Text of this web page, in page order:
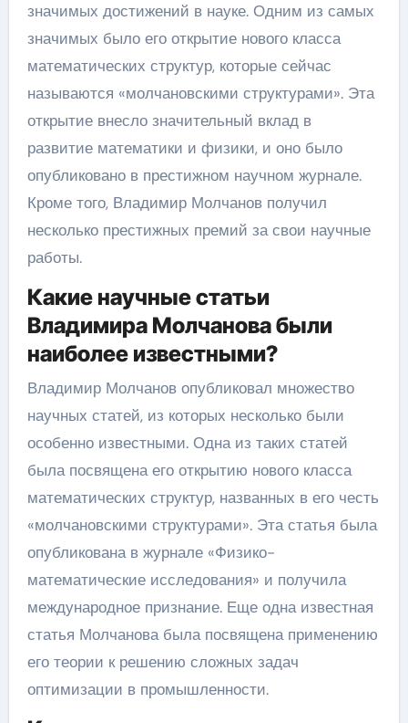
значимых достижений в науке. Одним из самых
значимых было его открытие нового класса
математических структур, которые сейчас
называются «молчановскими структурами». Эта
открытие внесло значительный вклад в
развитие математики и физики, и оно было
опубликовано в престижном научном журнале.
Кроме того, Владимир Молчанов получил
несколько престижных премий за свои научные
работы.
Какие научные статьи
Владимира Молчанова были
наиболее известными?
Владимир Молчанов опубликовал множество
научных статей, из которых несколько были
особенно известными. Одна из таких статей
была посвящена его открытию нового класса
математических структур, названных в его честь
«молчановскими структурами». Эта статья была
опубликована в журнале «Физико-
математические исследования» и получила
международное признание. Еще одна известная
статья Молчанова была посвящена применению
его теории к решению сложных задач
оптимизации в промышленности.